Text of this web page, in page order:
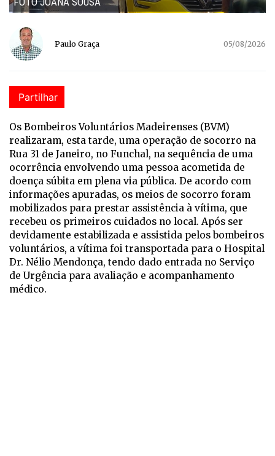
Paulo Graça 05/08/2026
Partilhar
Os Bombeiros Voluntários Madeirenses (BVM)
realizaram, esta tarde, uma operação de socorro na
Rua 31 de Janeiro, no Funchal, na sequência de uma
ocorrência envolvendo uma pessoa acometida de
doença súbita em plena via pública. De acordo com
informações apuradas, os meios de socorro foram
mobilizados para prestar assistência à vítima, que
recebeu os primeiros cuidados no local. Após ser
devidamente estabilizada e assistida pelos bombeiros
voluntários, a vítima foi transportada para o Hospital
Dr. Nélio Mendonça, tendo dado entrada no Serviço
de Urgência para avaliação e acompanhamento
médico.